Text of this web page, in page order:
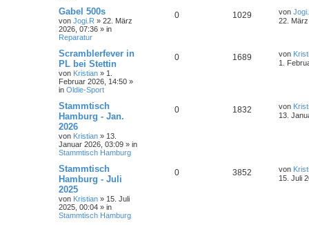
Gabel 500s
von Jogi.R » 22. März
2026, 07:36 » in
Reparatur
0 1029 von
22.
Scramblerfever in
PL bei Stettin
von Kristian » 1.
Februar 2026, 14:50 »
in Oldie-Sport
0 1689 von
1.
Stammtisch
Hamburg - Jan.
2026
von Kristian » 13.
Januar 2026, 03:09 » in
Stammtisch Hamburg
0 1832 von
13.
Stammtisch
Hamburg - Juli
2025
von Kristian » 15. Juli
2025, 00:04 » in
Stammtisch Hamburg
0 3852 von
15. Juli